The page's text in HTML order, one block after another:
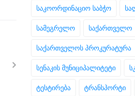
საკოორდინაციო საბჭო
სამეგრელო საქართველო
საქართველოს პროკურატურა
სენაკის მუნიციპალიტეტი
ტესტირება ტრანსპორტი